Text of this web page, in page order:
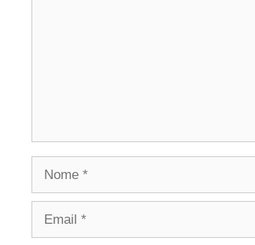
Nome
Email